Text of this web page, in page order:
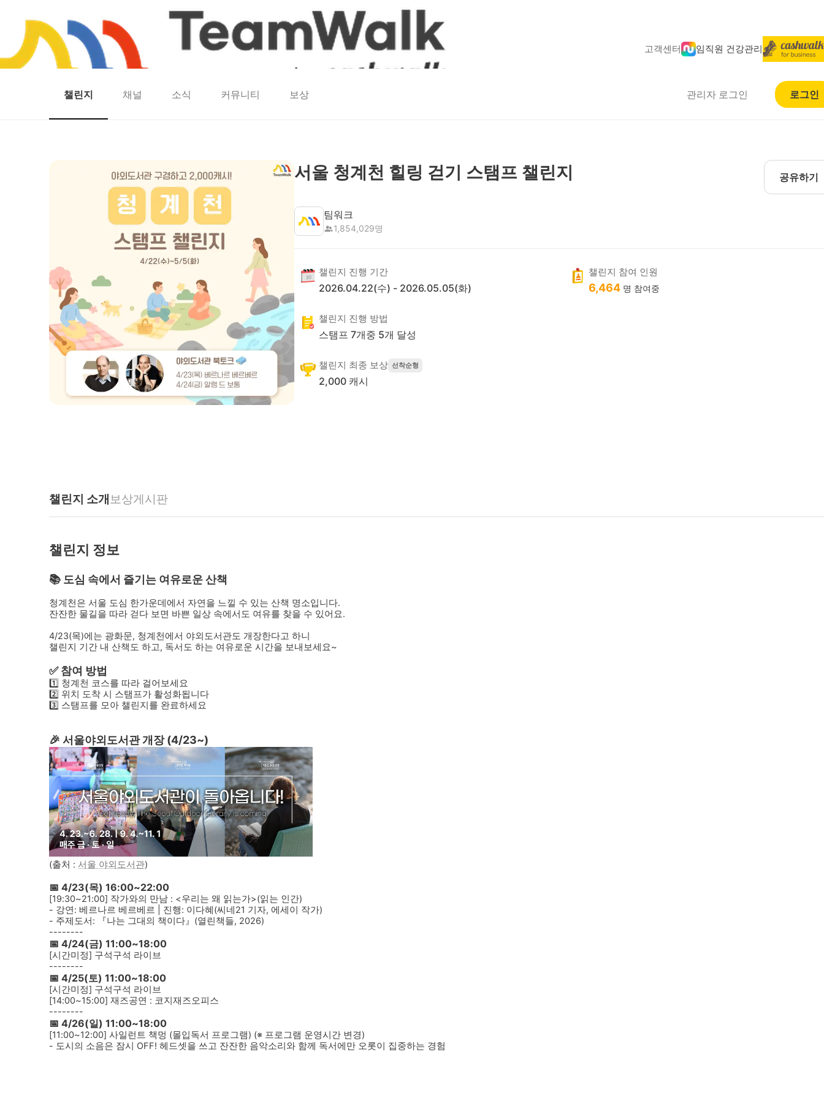
고객센터 임직원 건강관리
런마일 모두의챌린지 캐시로또 캐시딜
챌린지 채널 소식 커뮤니티 보상 관리자 로그인 로그인
서울 청계천 힐링 걷기 스탬프 챌린지 공유하기
팀워크
1,854,029명
챌린지 진행 기간
2026.04.22(수) - 2026.05.05(화)
챌린지 참여 인원
6,464 명 참여중
챌린지 진행 방법
스탬프 7개중 5개 달성
챌린지 최종 보상 선착순형
2,000 캐시
챌린지 소개 보상게시판
챌린지 정보
📚 도심 속에서 즐기는 여유로운 산책
청계천은 서울 도심 한가운데에서 자연을 느낄 수 있는 산책 명소입니다.
잔잔한 물길을 따라 걷다 보면 바쁜 일상 속에서도 여유를 찾을 수 있어요.
4/23(목)에는 광화문, 청계천에서 야외도서관도 개장한다고 하니
챌린지 기간 내 산책도 하고, 독서도 하는 여유로운 시간을 보내보세요~
✅ 참여 방법
1️⃣ 청계천 코스를 따라 걸어보세요
2️⃣ 위치 도착 시 스탬프가 활성화됩니다
3️⃣ 스탬프를 모아 챌린지를 완료하세요
🎉 서울야외도서관 개장 (4/23~)
(출처 : 서울 야외도서관)
📅 4/23(목) 16:00~22:00
[19:30~21:00] 작가와의 만남 : <우리는 왜 읽는가>(읽는 인간)
- 강연: 베르나르 베르베르 | 진행: 이다혜(씨네21 기자, 에세이 작가)
- 주제도서: 『나는 그대의 책이다』(열린책들, 2026)
--------
📅 4/24(금) 11:00~18:00
[시간미정] 구석구석 라이브
--------
📅 4/25(토) 11:00~18:00
[시간미정] 구석구석 라이브
[14:00~15:00] 재즈공연 : 코지재즈오피스
--------
📅 4/26(일) 11:00~18:00
[11:00~12:00] 사일런트 책멍 (몰입독서 프로그램) (※ 프로그램 운영시간 변경)
- 도시의 소음은 잠시 OFF! 헤드셋을 쓰고 잔잔한 음악소리와 함께 독서에만 오롯이 집중하는 경험